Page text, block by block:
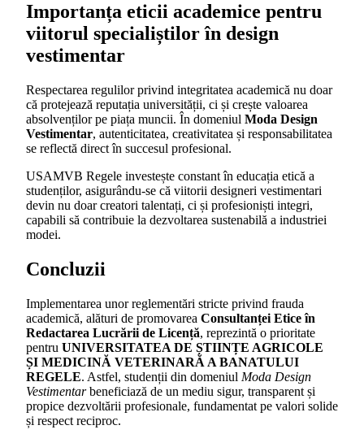
Importanța eticii academice pentru
viitorul specialiștilor în design
vestimentar
Respectarea regulilor privind integritatea academică nu doar
că protejează reputația universității, ci și crește valoarea
absolvenților pe piața muncii. În domeniul Moda Design
Vestimentar, autenticitatea, creativitatea și responsabilitatea
se reflectă direct în succesul profesional.
USAMVB Regele investește constant în educația etică a
studenților, asigurându-se că viitorii designeri vestimentari
devin nu doar creatori talentați, ci și profesioniști integri,
capabili să contribuie la dezvoltarea sustenabilă a industriei
modei.
Concluzii
Implementarea unor reglementări stricte privind frauda
academică, alături de promovarea Consultanței Etice în
Redactarea Lucrării de Licență, reprezintă o prioritate
pentru UNIVERSITATEA DE ȘTIINȚE AGRICOLE
ȘI MEDICINĂ VETERINARĂ A BANATULUI
REGELE. Astfel, studenții din domeniul Moda Design
Vestimentarbeneficiază de un mediu sigur, transparent și
propice dezvoltării profesionale, fundamentat pe valori solide
și respect reciproc.